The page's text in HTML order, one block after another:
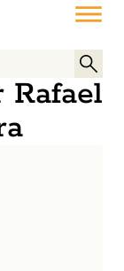
Rafael